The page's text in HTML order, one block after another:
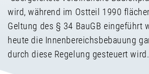
wird, während im Ostteil 1990
Geltung des § 34 BauGB eingeführt
heute die Innenbereichsbebauung
durch diese Regelung gesteuert wird.